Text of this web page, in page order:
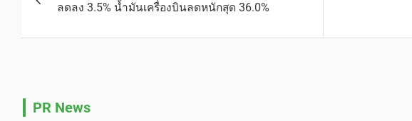
ลดลง 3.5% น้ำมันเครื่องบินลดหนักสุด 36.0%
PR News